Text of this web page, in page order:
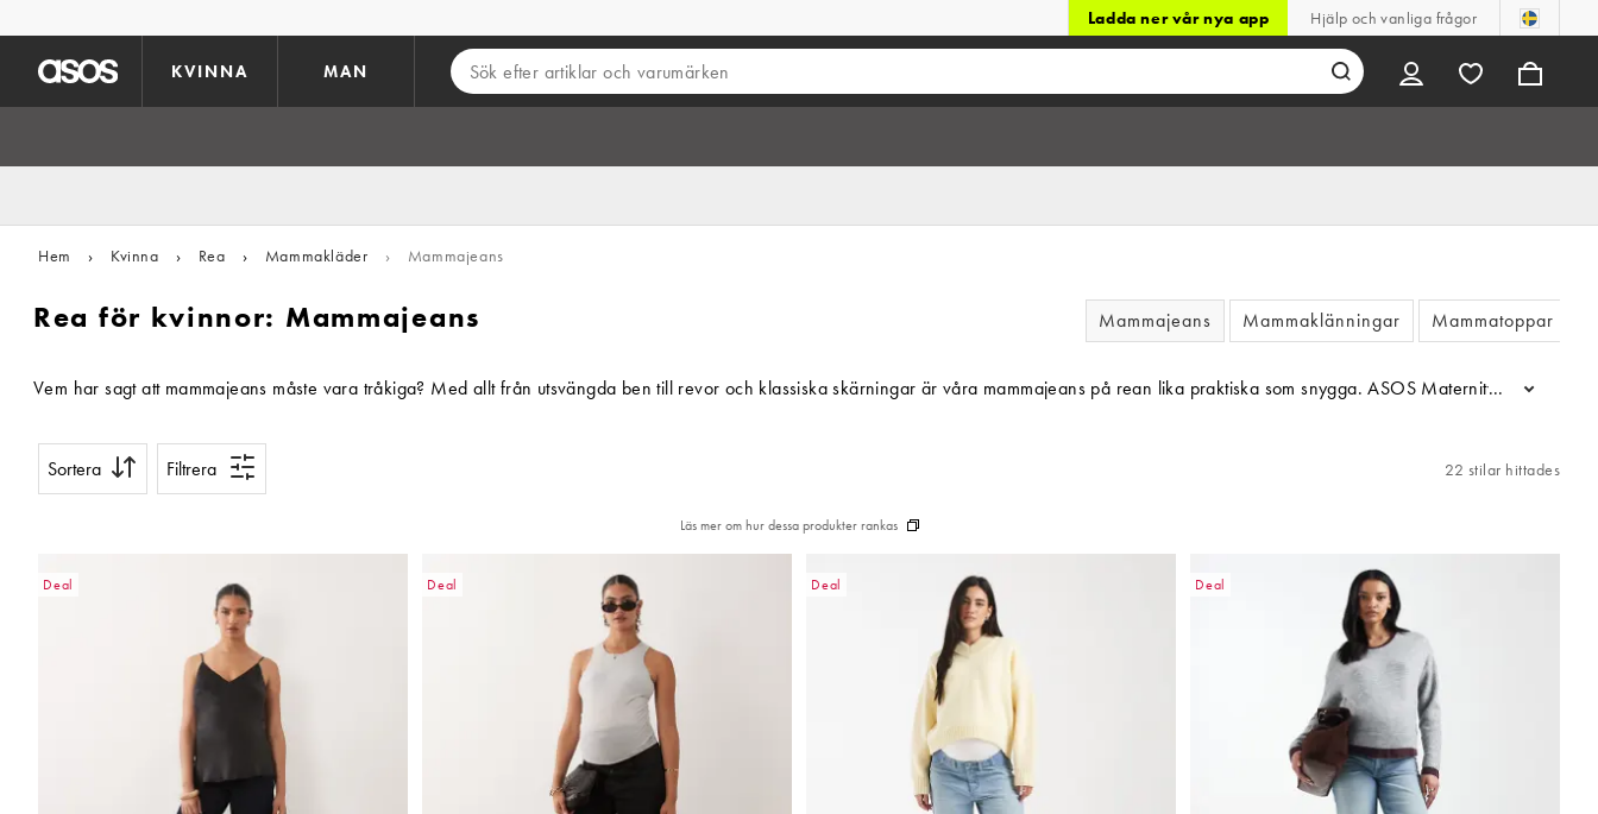
Ladda ner vår nya app Hjälp och vanliga frågor
KVINNA MAN
Hem › Kvinna › Rea › Mammakläder › Mammajeans
Rea för kvinnor: Mammajeans Mammajeans Mammaklänningar Mammatoppar
Vem har sagt att mammajeans måste vara tråkiga? Med allt från utsvängda ben till revor och klassiska skärningar är våra mammajeans på rean lika praktiska som snygga. ASOS Maternity har
...
Sortera Filtrera 22 stilar hittades
Läs mer om hur dessa produkter rankas
Deal Deal Deal Deal